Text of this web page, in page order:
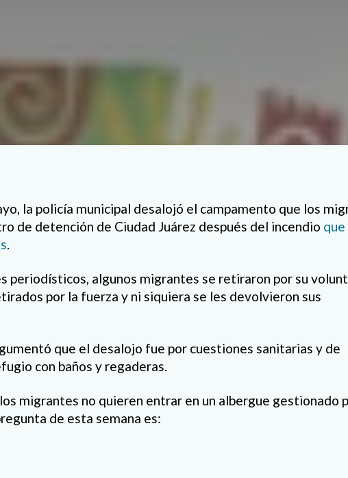
la policía municipal desalojó el campamento que los
de detención de Ciudad Juárez después del incendio que
.
periodísticos, algunos migrantes se retiraron por su
por la fuerza y ni siquiera se les devolvieron sus
que el desalojo fue por cuestiones sanitarias y de
con baños y regaderas.
migrantes no quieren entrar en un albergue gestionado
de esta semana es: